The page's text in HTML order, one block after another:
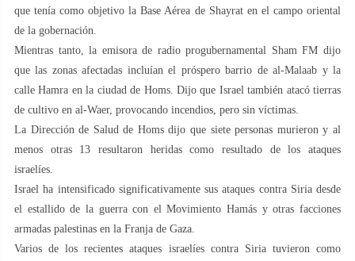
que tenía como objetivo la Base Aérea de Shayrat en el campo oriental
de la gobernación.
Mientras tanto, la emisora ​​de radio progubernamental Sham FM dijo
que las zonas afectadas incluían el próspero barrio de al-Malaab y la
calle Hamra en la ciudad de Homs. Dijo que Israel también atacó tierras
de cultivo en al-Waer, provocando incendios, pero sin víctimas.
La Dirección de Salud de Homs dijo que siete personas murieron y al
menos otras 13 resultaron heridas como resultado de los ataques
israelíes.
Israel ha intensificado significativamente sus ataques contra Siria desde
el estallido de la guerra con el Movimiento Hamás y otras facciones
armadas palestinas en la Franja de Gaza.
Varios de los recientes ataques israelíes contra Siria tuvieron como